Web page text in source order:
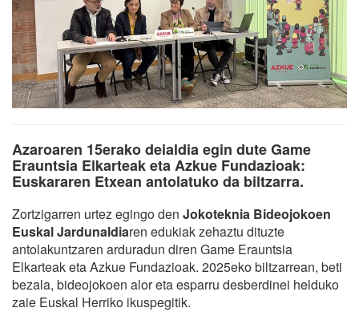
Azaroaren 15erako deialdia egin dute Game
Erauntsia Elkarteak eta Azkue Fundazioak:
Euskararen Etxean antolatuko da biltzarra.
Zortzigarren urtez egingo den Jokoteknia Bideojokoen
Euskal Jardunaldiaren edukiak zehaztu dituzte
antolakuntzaren arduradun diren Game Erauntsia
Elkarteak eta Azkue Fundazioak. 2025eko biltzarrean, beti
bezala, bideojokoen alor eta esparru desberdinei helduko
zaie Euskal Herriko ikuspegitik.